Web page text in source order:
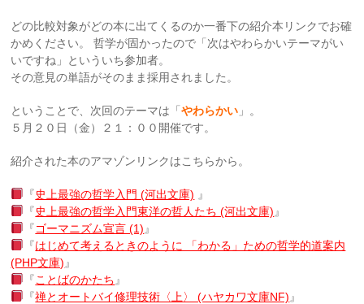
どの比較対象がどの本に出てくるのか一番下の紹介本リンクでお確
かめください。 哲学が固かったので「次はやわらかいテーマがい
いですね」といういち参加者。
その意見の単語がそのまま採用されました。
ということで、次回のテーマは「やわらかい 」。
５月２０日（金）２１：００開催です。
紹介された本のアマゾンリンクはこちらから。
『史上最強の哲学入門 (河出文庫) 』
『史上最強の哲学入門東洋の哲人たち (河出文庫) 』
『ゴーマニズム宣言 (1) 』
『はじめて考えるときのように 「わかる」ための哲学的道案内
(PHP文庫) 』
『ことばのかたち 』
『禅とオートバイ修理技術〈上〉 (ハヤカワ文庫NF) 』